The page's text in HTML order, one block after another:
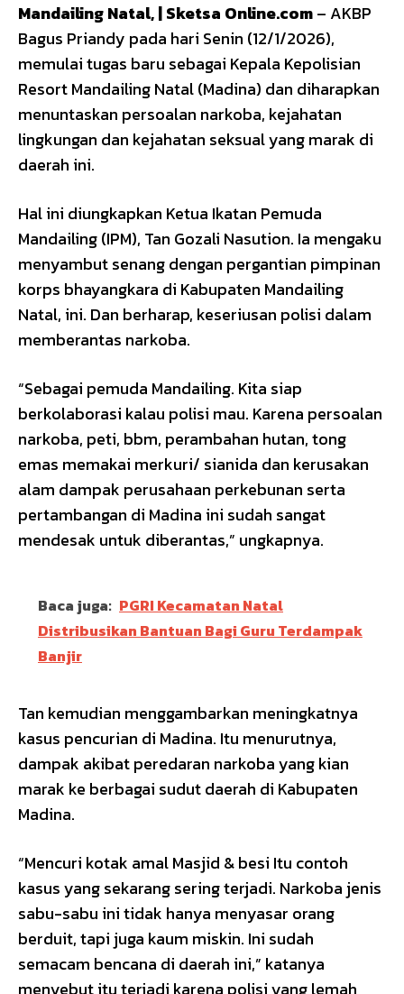
Mandailing Natal, | Sketsa Online.com– AKBP
Bagus Priandy pada hari Senin (12/1/2026),
memulai tugas baru sebagai Kepala Kepolisian
Resort Mandailing Natal (Madina) dan diharapkan
menuntaskan persoalan narkoba, kejahatan
lingkungan dan kejahatan seksual yang marak di
daerah ini.
Hal ini diungkapkan Ketua Ikatan Pemuda
Mandailing (IPM), Tan Gozali Nasution. Ia mengaku
menyambut senang dengan pergantian pimpinan
korps bhayangkara di Kabupaten Mandailing
Natal, ini. Dan berharap, keseriusan polisi dalam
memberantas narkoba.
“Sebagai pemuda Mandailing. Kita siap
berkolaborasi kalau polisi mau. Karena persoalan
narkoba, peti, bbm, perambahan hutan, tong
emas memakai merkuri/ sianida dan kerusakan
alam dampak perusahaan perkebunan serta
pertambangan di Madina ini sudah sangat
mendesak untuk diberantas,” ungkapnya.
Baca juga: PGRI Kecamatan Natal
Distribusikan Bantuan Bagi Guru Terdampak
Banjir
Tan kemudian menggambarkan meningkatnya
kasus pencurian di Madina. Itu menurutnya,
dampak akibat peredaran narkoba yang kian
marak ke berbagai sudut daerah di Kabupaten
Madina.
“Mencuri kotak amal Masjid & besi Itu contoh
kasus yang sekarang sering terjadi. Narkoba jenis
sabu-sabu ini tidak hanya menyasar orang
berduit, tapi juga kaum miskin. Ini sudah
semacam bencana di daerah ini,” katanya
menyebut itu terjadi karena polisi yang lemah